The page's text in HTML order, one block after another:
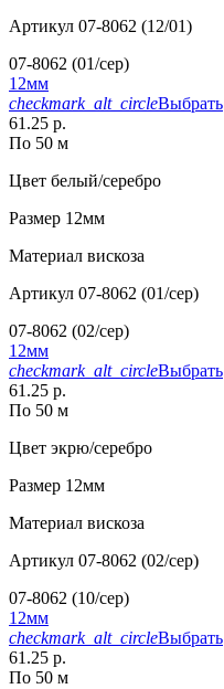
Артикул 07-8062 (12/01)
07-8062 (01/сер)
12мм
checkmark_alt_circleВыбрать
61.25 р.
По 50 м
Цвет белый/серебро
Размер 12мм
Материал вискоза
Артикул 07-8062 (01/сер)
07-8062 (02/сер)
12мм
checkmark_alt_circleВыбрать
61.25 р.
По 50 м
Цвет экрю/серебро
Размер 12мм
Материал вискоза
Артикул 07-8062 (02/сер)
07-8062 (10/сер)
12мм
checkmark_alt_circleВыбрать
61.25 р.
По 50 м